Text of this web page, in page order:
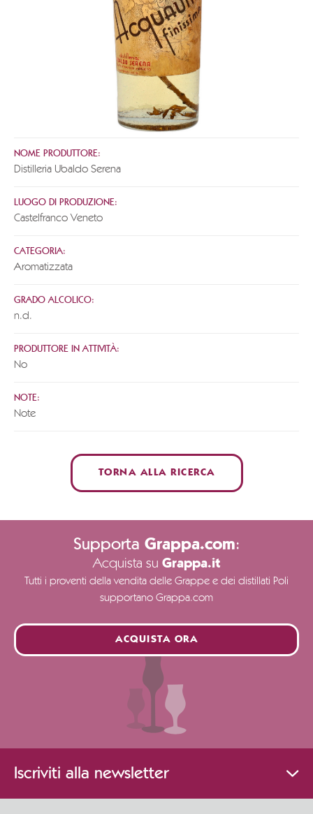
NOME PRODUTTORE:
Distilleria Ubaldo Serena
LUOGO DI PRODUZIONE:
Castelfranco Veneto
CATEGORIA:
Aromatizzata
GRADO ALCOLICO:
n.d.
PRODUTTORE IN ATTIVITÀ:
No
NOTE:
Note
TORNA ALLA RICERCA
Supporta Grappa.com:
Acquista su Grappa.it
Tutti i proventi della vendita delle Grappe e dei distillati Poli
supportano Grappa.com
ACQUISTA ORA
Iscriviti alla newsletter